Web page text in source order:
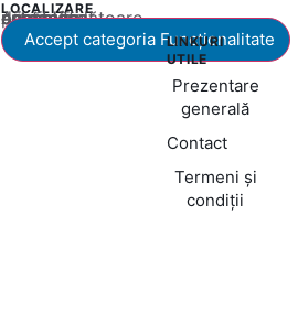
LOCALIZARE
Acest conținut este blocat până când acceptați categoria corespunzătoare de cookie-uri.
Accept categoria Funcționalitate
LINKURI
UTILE
Prezentare
generală
Contact
Termeni și
condiții